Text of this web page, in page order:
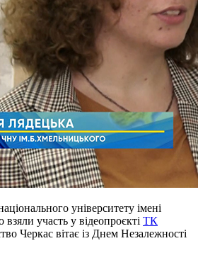
університету імені
участь у відеопроєкті ТК
Черкас вітає із Днем Незалежності